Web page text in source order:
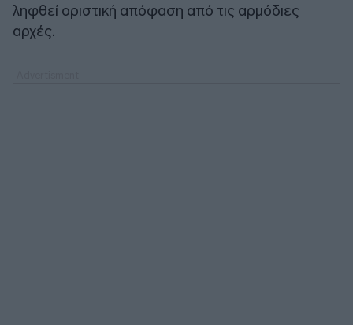
ληφθεί οριστική απόφαση από τις αρμόδιες
αρχές.